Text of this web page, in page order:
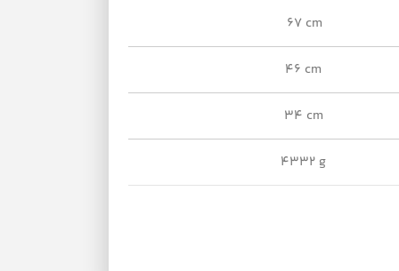
67 cm
46 cm
34 cm
4332 g